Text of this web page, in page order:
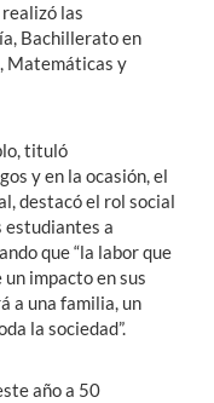
las
Bachillerato en
Matemáticas y
tituló
y en la ocasión, el
destacó el rol social
estudiantes a
que “la labor que
impacto en sus
a una familia, un
la sociedad”.
año a 50